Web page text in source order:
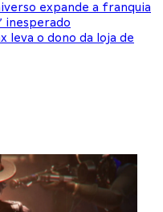
expande a franquia
inesperado
leva o dono da loja de